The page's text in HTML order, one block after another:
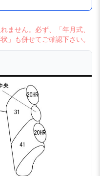
ません。必ず、「年月式、
」も併せてご確認下さい。